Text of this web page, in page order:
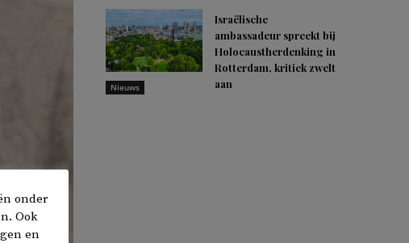
Nieuws
Israëlische
ambassadeur spreekt bij
Holocaustherdenking in
Rotterdam, kritiek zwelt
aan
onder
Ook
en